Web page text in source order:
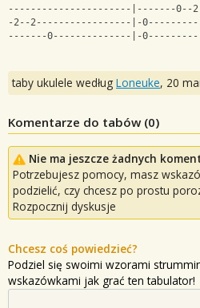
----------------------|-------0--
-2--2-----------------|-
-------0--------------|-
taby ukulele według Loneuke, 20
Komentarze do tabów (0)
Nie ma jeszcze żadnych
Potrzebujesz pomocy, masz
podzielić, czy chcesz po prostu
Rozpocznij dyskusje
Chcesz coś powiedzieć?
Podziel się swoimi wzorami
wskazówkami jak grać ten tabulator!